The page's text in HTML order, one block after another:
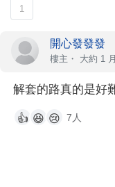
1
開心發發發
樓主 ・ 大約 1
解套的路真的是好
👍 😆 😢 7人